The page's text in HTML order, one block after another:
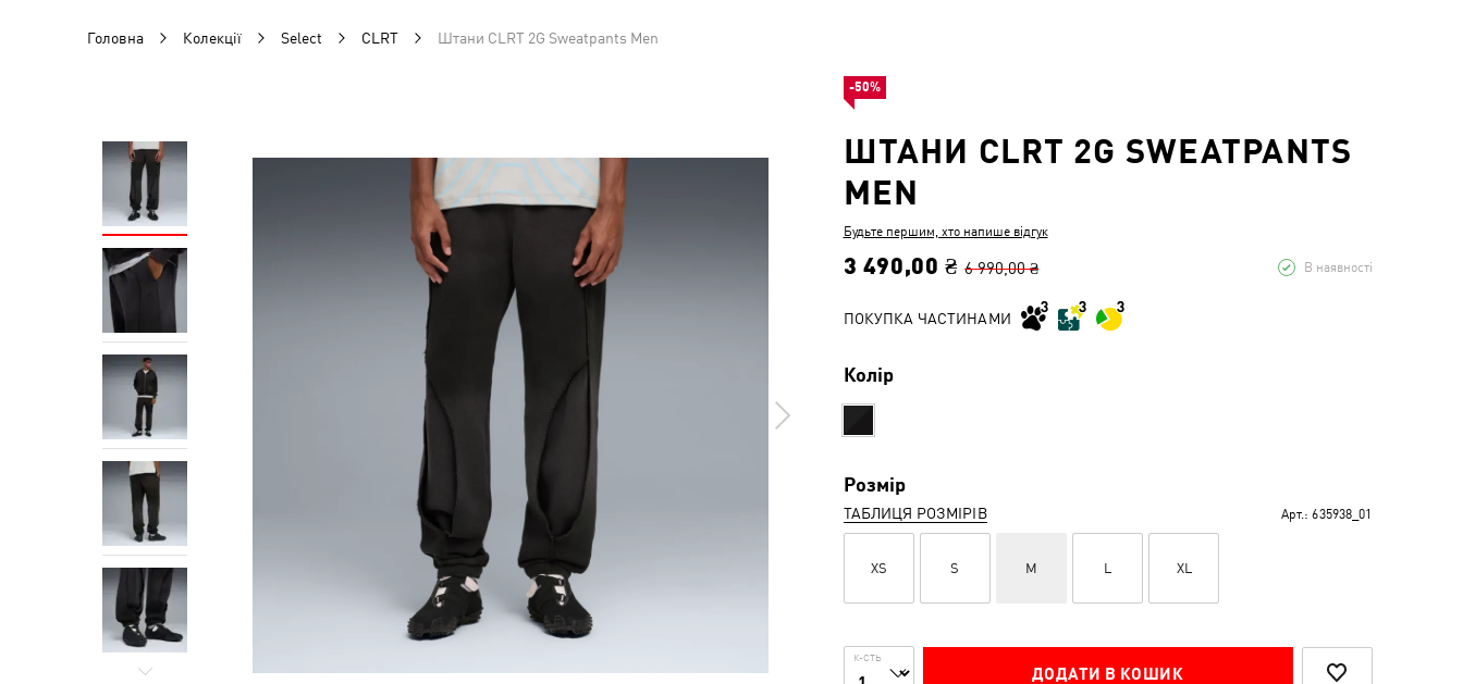
Головна Колекції Select CLRT Штани CLRT 2G Sweatpants Men
ШТАНИ CLRT 2G SWEATPANTS
MEN
Будьте першим, хто напише відгук
3 490,00 ₴ 6 990,00 ₴ В наявності
ПОКУПКА ЧАСТИНАМИ
Колір
Розмір
ТАБЛИЦЯ РОЗМІРІВ Арт.: 635938_01
XS S M L XL
К-СТЬ
ДОДАТИ В КОШИК
-50%